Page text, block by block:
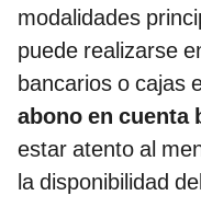
modalidades
puede realizarse
bancarios o cajas
abono en cuenta
estar atento al
la disponibilidad